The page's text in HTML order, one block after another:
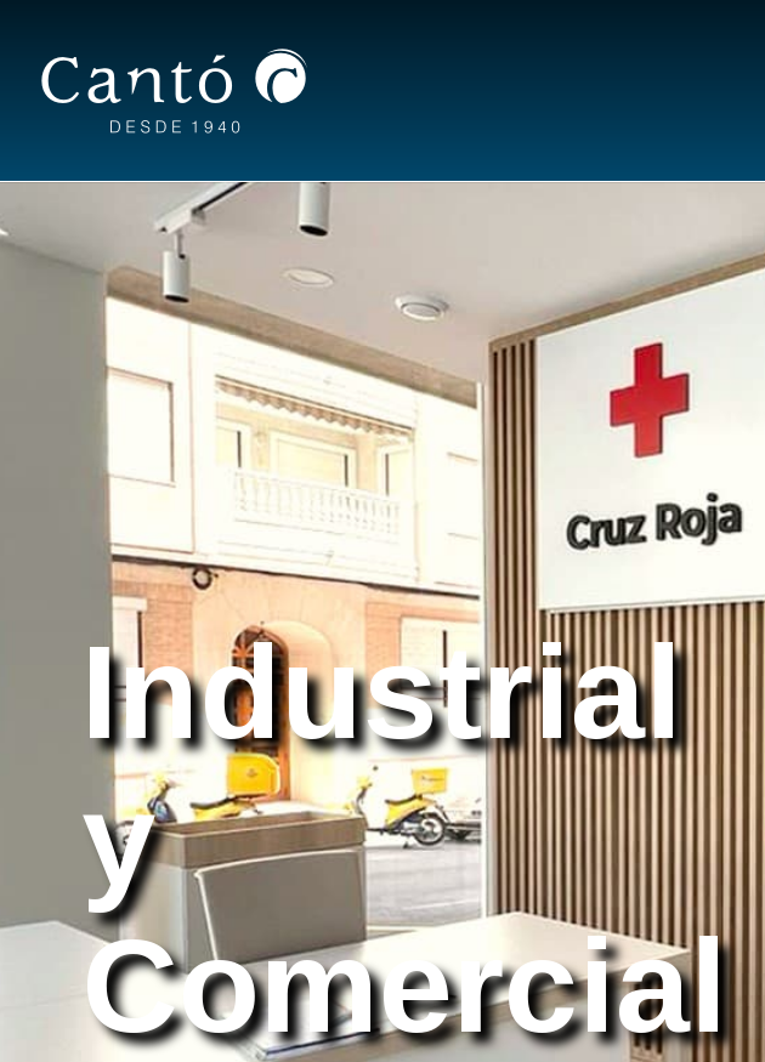
Industrial
y
Comercial